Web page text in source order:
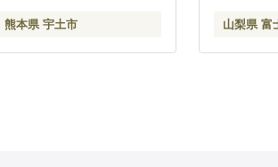
熊本県 宇土市 山梨県 富